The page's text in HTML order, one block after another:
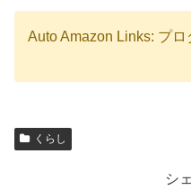
Auto Amazon Links: プロ
くらし
シ